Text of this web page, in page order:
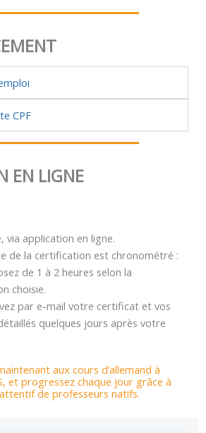
CPF
EN LIGNE
via application en ligne.
de la certification est chronométré :
de 1 à 2 heures selon la
choisie.
par e-mail votre certificat et vos
quelques jours après votre
aux cours d’allemand à
et progressez chaque jour grâce à
de professeurs natifs.